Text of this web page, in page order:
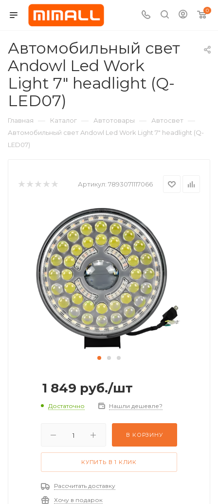
0
Автомобильный свет
Andowl Led Work
Light 7" headlight (Q-
LED07)
Главная — Каталог — Автотовары — Автосвет —
Автомобильный свет Andowl Led Work Light 7" headlight (Q-
LED07)
Артикул: 7893071117066
1 849 руб./шт
Достаточно Нашли дешевле?
В КОРЗИНУ
КУПИТЬ В 1 КЛИК
Рассчитать доставку
Хочу в подарок